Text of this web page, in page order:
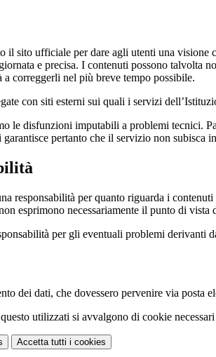
il sito ufficiale per dare agli utenti una
e precisa. I contenuti possono talvolta
correggerli nel più breve tempo possibile.
con siti esterni sui quali i servizi
le disfunzioni imputabili a problemi tecnici.
pertanto che il servizio non
responsabilità per quanto riguarda i
esprimono necessariamente il punto di vista
per gli eventuali problemi derivanti
dei dati, che dovessero pervenire via
utilizzati si avvalgono di cookie
Accetta tutti i cookies